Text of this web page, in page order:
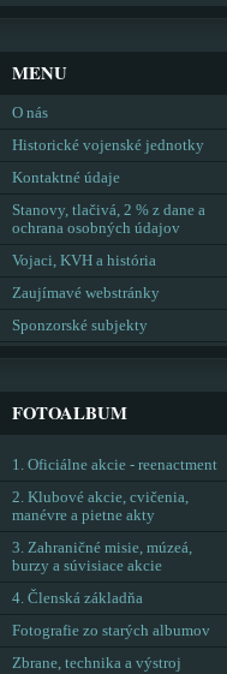
MENU
O nás
Historické vojenské jednotky
Kontaktné údaje
Stanovy, tlačivá, 2 % z dane a
ochrana osobných údajov
Vojaci, KVH a história
Zaujímavé webstránky
Sponzorské subjekty
FOTOALBUM
1. Oficiálne akcie - reenactment
2. Klubové akcie, cvičenia,
manévre a pietne akty
3. Zahraničné misie, múzeá,
burzy a súvisiace akcie
4. Členská základňa
Fotografie zo starých albumov
Zbrane, technika a výstroj